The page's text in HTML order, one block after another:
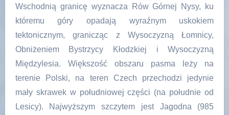
Wschodnią granicę wyznacza Rów Górnej Nysy, ku
któremu góry opadają wyraźnym uskokiem
tektonicznym, granicząc z Wysoczyzną Łomnicy,
Obniżeniem Bystrzycy Kłodzkiej i Wysoczyzną
Międzylesia. Większość obszaru pasma leży na
terenie Polski, na teren Czech przechodzi jedynie
mały skrawek w południowej części (na południe od
Lesicy). Najwyższym szczytem jest Jagodna (985